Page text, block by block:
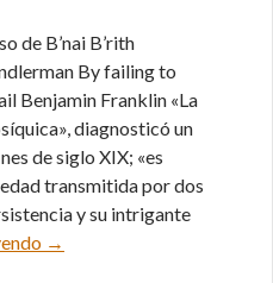
de B’nai B’rith
By failing to
Benjamin Franklin «La
diagnosticó un
de siglo XIX; «es
transmitida por dos
y su intrigante
El nuevo antisemitismo –
→